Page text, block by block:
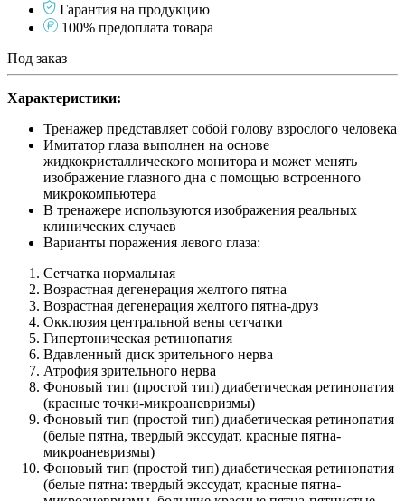
Гарантия на продукцию
100% предоплата товара
Под заказ
Характеристики:
Тренажер представляет собой голову взрослого человека
Имитатор глаза выполнен на основе
жидкокристаллического монитора и может менять
изображение глазного дна с помощью встроенного
микрокомпьютера
В тренажере используются изображения реальных
клинических случаев
Варианты поражения левого глаза:
Сетчатка нормальная
Возрастная дегенерация желтого пятна
Возрастная дегенерация желтого пятна-друз
Окклюзия центральной вены сетчатки
Гипертоническая ретинопатия
Вдавленный диск зрительного нерва
Атрофия зрительного нерва
Фоновый тип (простой тип) диабетическая ретинопатия
(красные точки-микроаневризмы)
Фоновый тип (простой тип) диабетическая ретинопатия
(белые пятна, твердый экссудат, красные пятна-
микроаневризмы)
Фоновый тип (простой тип) диабетическая ретинопатия
(белые пятна: твердый экссудат, красные пятна-